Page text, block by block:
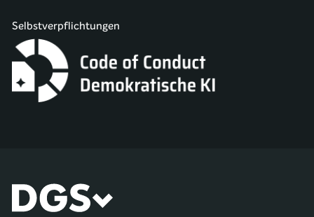
Selbstverpflichtungen